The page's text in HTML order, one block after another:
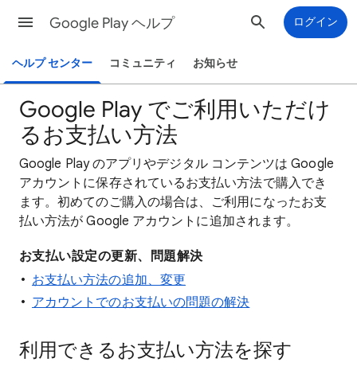
Google Play ヘルプ ログイン
ヘルプ センター コミュニティ お知らせ
Google Play でご利用いただけ
るお支払い方法
Google Play のアプリやデジタル コンテンツは Google
アカウントに保存されているお支払い方法で購入でき
ます。初めてのご購入の場合は、ご利用になったお支
払い方法が Google アカウントに追加されます。
お支払い設定の更新、問題解決
お支払い方法の追加、変更
アカウントでのお支払いの問題の解決
利用できるお支払い方法を探す